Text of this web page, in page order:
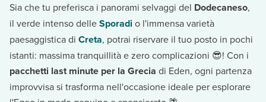
Sia che tu preferisca i panorami selvaggi del Dodecaneso,
il verde intenso delleSporadi o l'immensa varietà
paesaggistica di Creta, potrai riservare il tuo posto in pochi
istanti: massima tranquillità e zero complicazioni 😎! Con i
pacchetti last minute per la Grecia di Eden, ogni partenza
improvvisa si trasforma nell'occasione ideale per esplorare